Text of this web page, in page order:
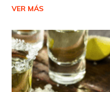
VER MÁS